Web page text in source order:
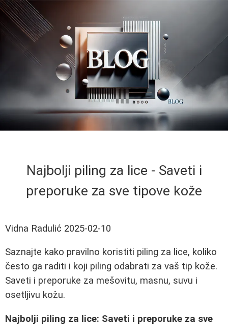
Najbolji piling za lice - Saveti i
preporuke za sve tipove kože
Vidna Radulić 2025-02-10
Saznajte kako pravilno koristiti piling za lice, koliko
često ga raditi i koji piling odabrati za vaš tip kože.
Saveti i preporuke za mešovitu, masnu, suvu i
osetljivu kožu.
Najbolji piling za lice: Saveti i preporuke za sve